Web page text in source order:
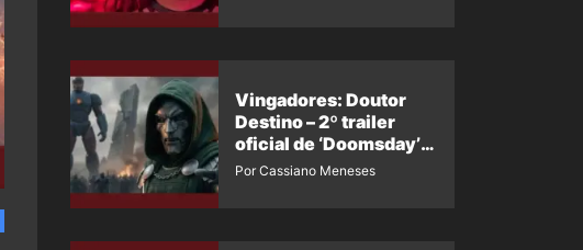
Vingadores: Doutor
Destino – 2º trailer
oficial de ‘Doomsday’
ganha nova data para
Por Cassiano Meneses